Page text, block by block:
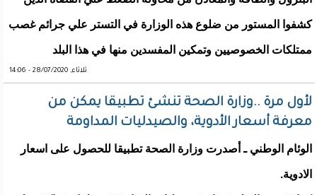
كشفوا المستور من ضلوع هذه الوزارة في التستر علي جرائم غصب
ممتلكات الخصوصيين وتمكين المفسدين منها في هذا البلد
ثلاثاء, 28/07/2020 - 14:06
لأول مرة ..وزارة الصحة تنشئ تطبيقا يمكن من
معرفة أسعار الأدوية، والصيدليات المداومة
الوئام الوطني ـ أصدرت وزارة الصحة تطبيقا للحصول على اسعار
الادوية.